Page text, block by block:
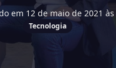
em 12 de maio de 2021 às
Tecnologia